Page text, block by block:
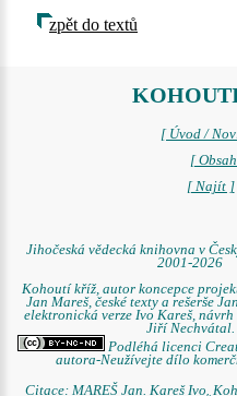
zpět do textů
[ Úvod /
[
[ Najít ]
Jihočeská vědecká knihovna v
2001-2026
Kohoutí kříž, autor koncepce
Jan Mareš, české texty a rešerše
elektronická verze Ivo Kareš,
Jiří Nechvátal.
Podléhá licenci
autora-Neužívejte dílo
Citace: MAREŠ Jan. Kareš Ivo.